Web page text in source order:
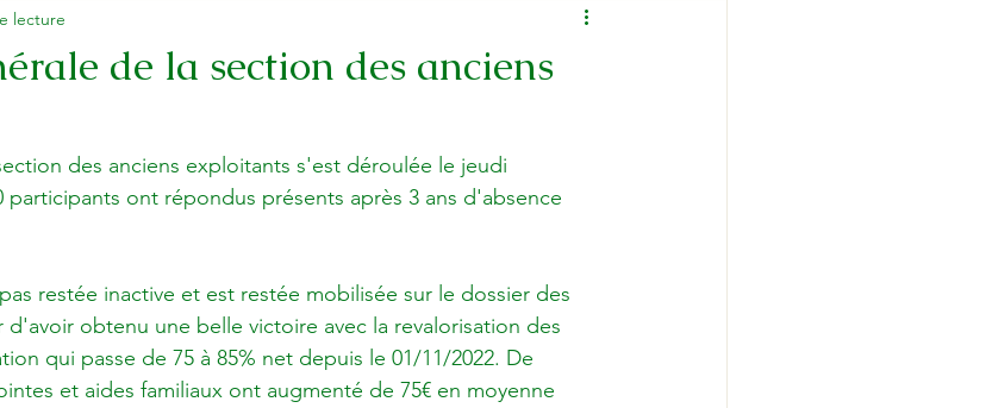
de la section des anciens
lecture
des anciens exploitants s'est déroulée le jeudi
participants ont répondus présents après 3 ans d'absence
restée inactive et est restée mobilisée sur le dossier des
obtenu une belle victoire avec la revalorisation des
qui passe de 75 à 85% net depuis le 01/11/2022. De
et aides familiaux ont augmenté de 75€ en moyenne